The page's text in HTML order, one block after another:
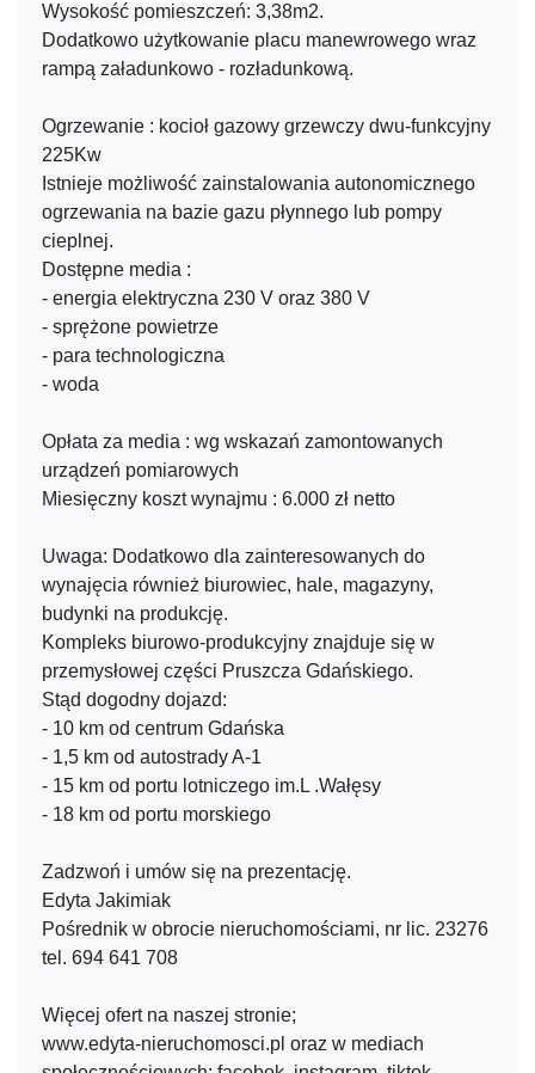
Wysokość pomieszczeń: 3,38m2.
Dodatkowo użytkowanie placu manewrowego wraz
rampą załadunkowo - rozładunkową.
Ogrzewanie : kocioł gazowy grzewczy dwu-funkcyjny
225Kw
Istnieje możliwość zainstalowania autonomicznego
ogrzewania na bazie gazu płynnego lub pompy
cieplnej.
Dostępne media :
- energia elektryczna 230 V oraz 380 V
- sprężone powietrze
- para technologiczna
- woda
Opłata za media : wg wskazań zamontowanych
urządzeń pomiarowych
Miesięczny koszt wynajmu : 6.000 zł netto
Uwaga: Dodatkowo dla zainteresowanych do
wynajęcia również biurowiec, hale, magazyny,
budynki na produkcję.
Kompleks biurowo-produkcyjny znajduje się w
przemysłowej części Pruszcza Gdańskiego.
Stąd dogodny dojazd:
- 10 km od centrum Gdańska
- 1,5 km od autostrady A-1
- 15 km od portu lotniczego im.L .Wałęsy
- 18 km od portu morskiego
Zadzwoń i umów się na prezentację.
Edyta Jakimiak
Pośrednik w obrocie nieruchomościami, nr lic. 23276
tel. 694 641 708
Więcej ofert na naszej stronie;
www.edyta-nieruchomosci.pl oraz w mediach